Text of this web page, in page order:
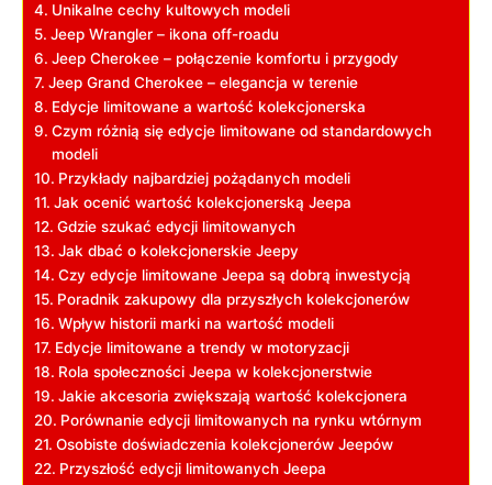
Unikalne cechy kultowych modeli
Jeep Wrangler – ikona off-roadu
Jeep Cherokee – połączenie komfortu i przygody
Jeep Grand Cherokee – elegancja w terenie
Edycje limitowane a wartość kolekcjonerska
Czym różnią się edycje limitowane od standardowych
modeli
Przykłady najbardziej pożądanych modeli
Jak ocenić wartość kolekcjonerską Jeepa
Gdzie szukać edycji limitowanych
Jak dbać o kolekcjonerskie Jeepy
Czy edycje limitowane Jeepa są dobrą inwestycją
Poradnik zakupowy dla przyszłych kolekcjonerów
Wpływ historii marki na wartość modeli
Edycje limitowane a trendy w motoryzacji
Rola społeczności Jeepa w kolekcjonerstwie
Jakie akcesoria zwiększają wartość kolekcjonera
Porównanie edycji limitowanych na rynku wtórnym
Osobiste doświadczenia kolekcjonerów Jeepów
Przyszłość edycji limitowanych Jeepa